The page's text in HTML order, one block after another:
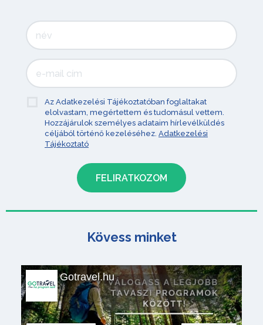
Az Adatkezelési Tájékoztatóban foglaltakat
elolvastam, megértettem és tudomásul vettem.
Hozzájárulok személyes adataim hírlevélküldés
céljából történő kezeléséhez. Adatkezelési
Tájékoztató
Kövess minket
Gotravel.hu